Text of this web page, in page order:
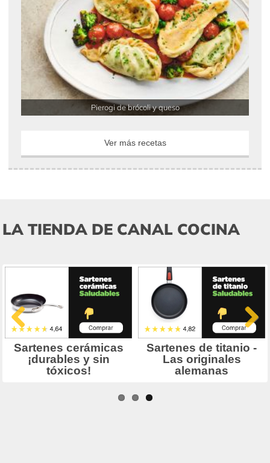
Pierogi de brócoli y queso
Ver más recetas
LA TIENDA DE CANAL COCINA